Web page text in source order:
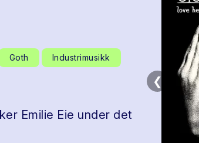
Goth Industrimusikk
Emilie Eie under det
❮